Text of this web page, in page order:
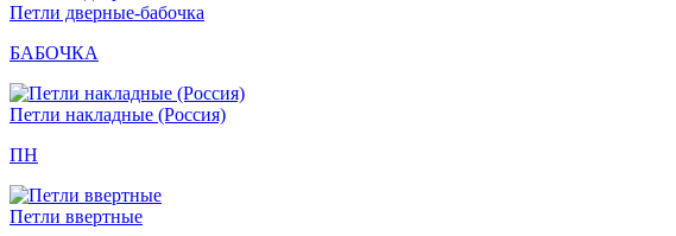
Петли дверные-бабочка
БАБОЧКА
Петли накладные (Россия)
ПН
Петли ввертные